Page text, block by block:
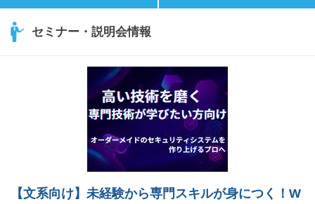
セミナー・説明会情報
【文系向け】未経験から専門スキルが身につく！W